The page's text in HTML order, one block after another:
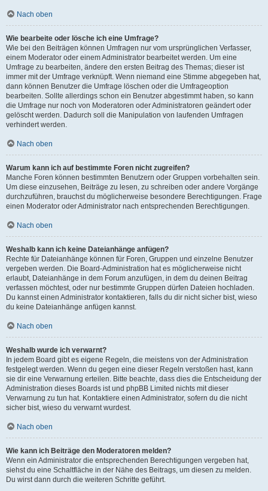
Nach oben
Wie bearbeite oder lösche ich eine Umfrage?
Wie bei den Beiträgen können Umfragen nur vom ursprünglichen Verfasser,
einem Moderator oder einem Administrator bearbeitet werden. Um eine
Umfrage zu bearbeiten, ändere den ersten Beitrag des Themas; dieser ist
immer mit der Umfrage verknüpft. Wenn niemand eine Stimme abgegeben hat,
dann können Benutzer die Umfrage löschen oder die Umfrageoption
bearbeiten. Sollte allerdings schon ein Benutzer abgestimmt haben, so kann
die Umfrage nur noch von Moderatoren oder Administratoren geändert oder
gelöscht werden. Dadurch soll die Manipulation von laufenden Umfragen
verhindert werden.
Nach oben
Warum kann ich auf bestimmte Foren nicht zugreifen?
Manche Foren können bestimmten Benutzern oder Gruppen vorbehalten sein.
Um diese einzusehen, Beiträge zu lesen, zu schreiben oder andere Vorgänge
durchzuführen, brauchst du möglicherweise besondere Berechtigungen. Frage
einen Moderator oder Administrator nach entsprechenden Berechtigungen.
Nach oben
Weshalb kann ich keine Dateianhänge anfügen?
Rechte für Dateianhänge können für Foren, Gruppen und einzelne Benutzer
vergeben werden. Die Board-Administration hat es möglicherweise nicht
erlaubt, Dateianhänge in dem Forum anzufügen, in dem du deinen Beitrag
verfassen möchtest, oder nur bestimmte Gruppen dürfen Dateien hochladen.
Du kannst einen Administrator kontaktieren, falls du dir nicht sicher bist, wieso
du keine Dateianhänge anfügen kannst.
Nach oben
Weshalb wurde ich verwarnt?
In jedem Board gibt es eigene Regeln, die meistens von der Administration
festgelegt werden. Wenn du gegen eine dieser Regeln verstoßen hast, kann
sie dir eine Verwarnung erteilen. Bitte beachte, dass dies die Entscheidung der
Administration dieses Boards ist und phpBB Limited nichts mit dieser
Verwarnung zu tun hat. Kontaktiere einen Administrator, sofern du die nicht
sicher bist, wieso du verwarnt wurdest.
Nach oben
Wie kann ich Beiträge den Moderatoren melden?
Wenn ein Administrator die entsprechenden Berechtigungen vergeben hat,
siehst du eine Schaltfläche in der Nähe des Beitrags, um diesen zu melden.
Du wirst dann durch die weiteren Schritte geführt.